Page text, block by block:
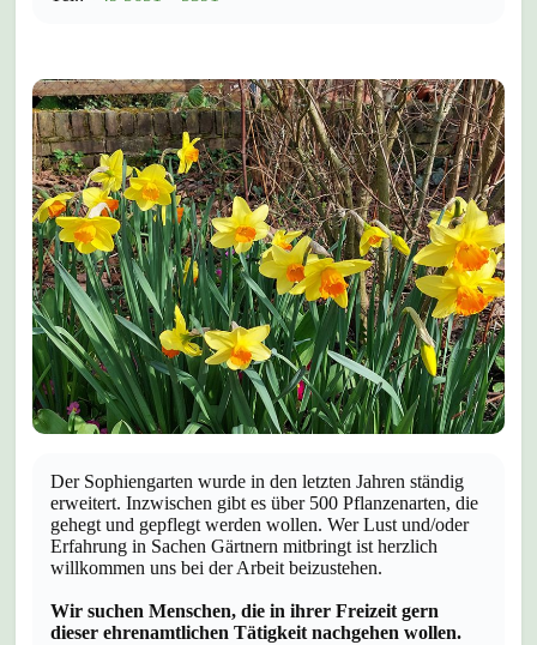
Der Sophiengarten wurde in den letzten Jahren ständig
erweitert. Inzwischen gibt es über 500 Pflanzenarten, die
gehegt und gepflegt werden wollen. Wer Lust und/oder
Erfahrung in Sachen Gärtnern mitbringt ist herzlich
willkommen uns bei der Arbeit beizustehen.
Wir suchen Menschen, die in ihrer Freizeit gern
dieser ehrenamtlichen Tätigkeit nachgehen wollen.